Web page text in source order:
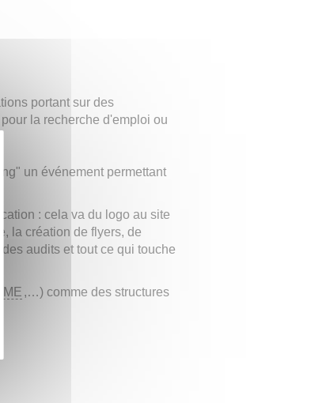
portant sur des
la recherche d'emploi ou
un événement permettant
: cela va du logo au site
la création de flyers, de
audits et tout ce qui touche
PME ,…) comme des structures